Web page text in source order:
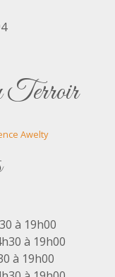
Terroir
Awelty
à 19h00
à 19h00
à 19h00